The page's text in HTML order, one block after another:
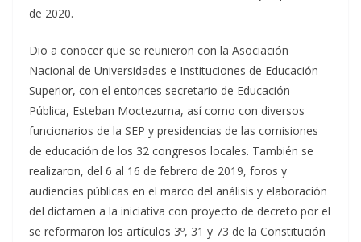
de 2020.
Dio a conocer que se reunieron con la Asociación
Nacional de Universidades e Instituciones de Educación
Superior, con el entonces secretario de Educación
Pública, Esteban Moctezuma, así como con diversos
funcionarios de la SEP y presidencias de las comisiones
de educación de los 32 congresos locales. También se
realizaron, del 6 al 16 de febrero de 2019, foros y
audiencias públicas en el marco del análisis y elaboración
del dictamen a la iniciativa con proyecto de decreto por el
se reformaron los artículos 3º, 31 y 73 de la Constitución